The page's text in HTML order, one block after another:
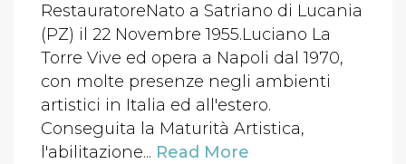
RestauratoreNato a Satriano di Lucania
(PZ) il 22 Novembre 1955.Luciano La
Torre Vive ed opera a Napoli dal 1970,
con molte presenze negli ambienti
artistici in Italia ed all'estero.
Conseguita la Maturità Artistica,
l'abilitazione... Read More